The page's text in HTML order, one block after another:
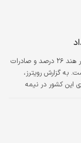
شیوع ویروس کرونا باعث شد تولید چای در هند ۲۶ درصد و صادرات
به گزارش رویترز،
این کشور در نیمه
که در جابه‌جایی
ویژه منطقه آسام، از